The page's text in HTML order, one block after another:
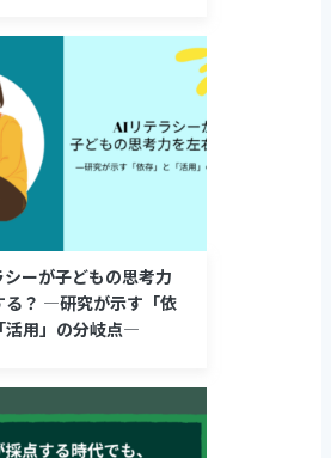
ーが子どもの思考力
る？ ―研究が示す「依
活用」の分岐点―